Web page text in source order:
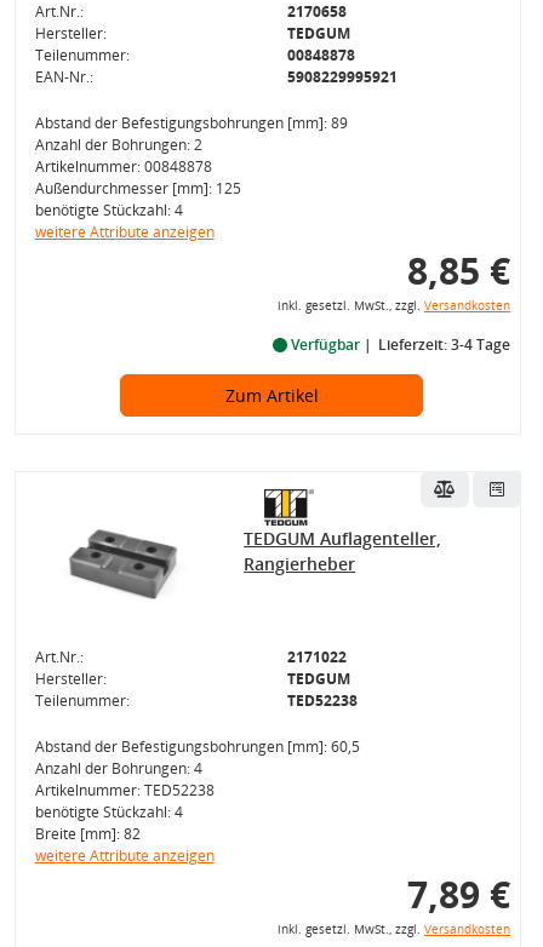
Art.Nr.:
2170658
Hersteller:
TEDGUM
Teilenummer:
00848878
EAN-Nr.:
5908229995921
Abstand der Befestigungsbohrungen [mm]: 89
Anzahl der Bohrungen: 2
Artikelnummer: 00848878
Außendurchmesser [mm]: 125
benötigte Stückzahl: 4
weitere Attribute anzeigen
8,85 €
inkl. gesetzl. MwSt., zzgl. Versandkosten
Verfügbar Lieferzeit: 3-4 Tage
Zum Artikel
TEDGUM Auflagenteller,
Rangierheber
Art.Nr.:
2171022
Hersteller:
TEDGUM
Teilenummer:
TED52238
Abstand der Befestigungsbohrungen [mm]: 60,5
Anzahl der Bohrungen: 4
Artikelnummer: TED52238
benötigte Stückzahl: 4
Breite [mm]: 82
weitere Attribute anzeigen
7,89 €
inkl. gesetzl. MwSt., zzgl. Versandkosten